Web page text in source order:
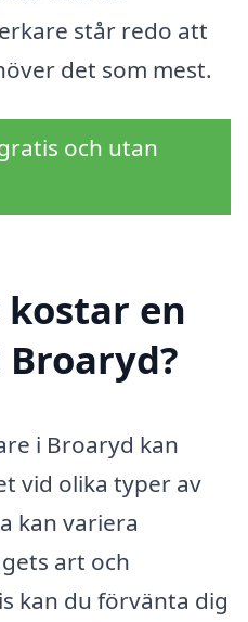
står redo att
det som mest.
och utan
en
i Broaryd kan
vid olika typer av
kan variera
art och
kan du förvänta dig